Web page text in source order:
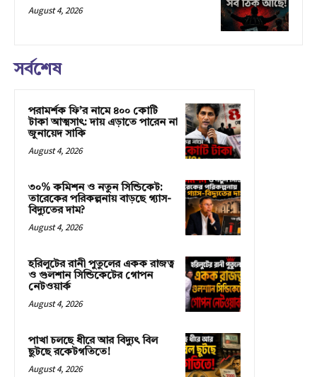
August 4, 2026
সর্বশেষ
পরামর্শক ফি’র নামে ৪০০ কোটি
টাকা আত্মসাৎ: দায় এড়াতে পারেন না
জুনায়েদ সাকি
August 4, 2026
৩০% কমিশন ও নতুন সিন্ডিকেট:
তারেকের পরিকল্পনায় বাড়ছে গ্যাস-
বিদ্যুতের দাম?
August 4, 2026
হরিলুটের রানী পুতুলের একক রাজত্ব
ও গুলশান সিন্ডিকেটের গোপন
নেটওয়ার্ক
August 4, 2026
পাখা চলছে ধীরে আর বিদ্যুৎ বিল
ছুটছে রকেটগতিতে!
August 4, 2026